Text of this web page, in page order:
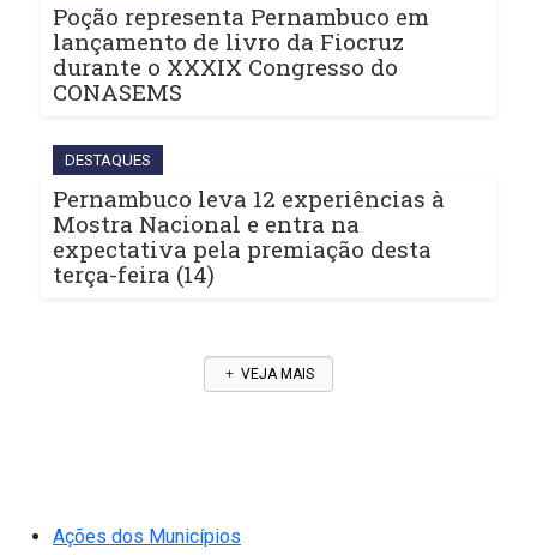
Poção representa Pernambuco em
lançamento de livro da Fiocruz
durante o XXXIX Congresso do
CONASEMS
DESTAQUES
Pernambuco leva 12 experiências à
Mostra Nacional e entra na
expectativa pela premiação desta
terça-feira (14)
VEJA MAIS
Ações dos Municípios